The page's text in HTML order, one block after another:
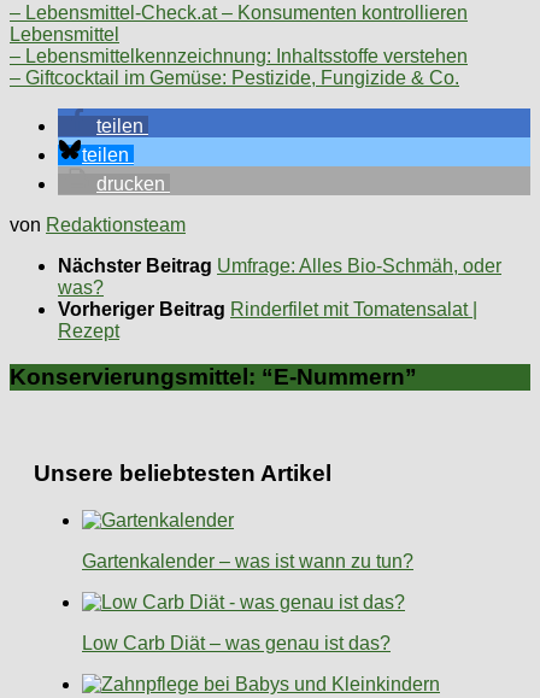
– Lebensmittel-Check.at – Konsumenten kontrollieren
Lebensmittel
– Lebensmittelkennzeichnung: Inhaltsstoffe verstehen
– Giftcocktail im Gemüse: Pestizide, Fungizide & Co.
teilen
teilen
drucken
von Redaktionsteam
Nächster Beitrag Umfrage: Alles Bio-Schmäh, oder
was?
Vorheriger Beitrag Rinderfilet mit Tomatensalat |
Rezept
Konservierungsmittel: “E-Nummern”
Unsere beliebtesten Artikel
Gartenkalender – was ist wann zu tun?
Low Carb Diät – was genau ist das?